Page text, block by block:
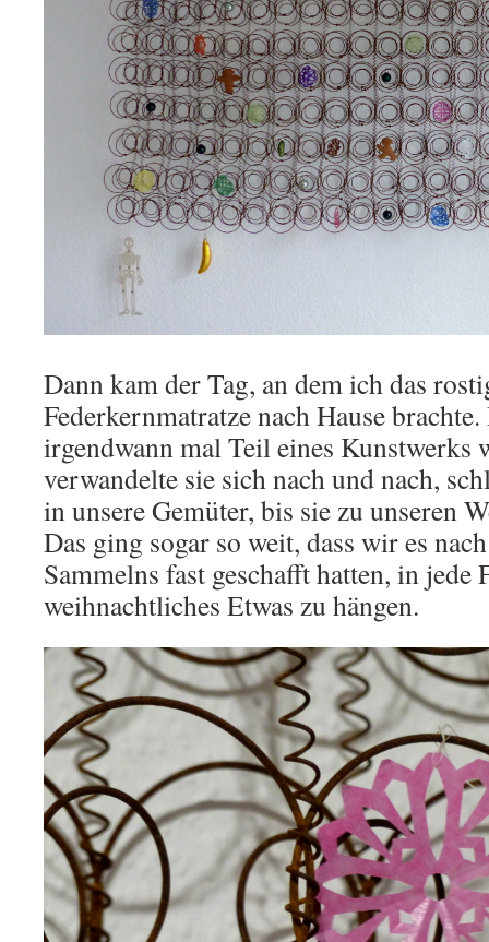
Dann kam der Tag, an dem ich das
Federkernmatratze nach Hause
irgendwann mal Teil eines Kunstwerks
verwandelte sie sich nach und nach,
in unsere Gemüter, bis sie zu unseren
Das ging sogar so weit, dass wir es
Sammelns fast geschafft hatten, in jede
weihnachtliches Etwas zu hängen.